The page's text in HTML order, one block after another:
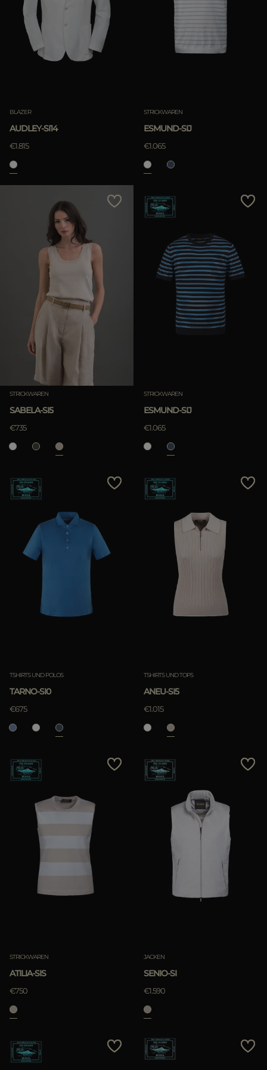
BLAZER
AUDLEY-SI14
€1.815
STRICKWAREN
ESMUND-SIJ
€1.065
STRICKWAREN
SABELA-SI5
€735
STRICKWAREN
ESMUND-SIJ
€1.065
TSHIRTS UND POLOS
TARNO-SI0
€675
TSHIRTS UND TOPS
ANEU-SI5
€1.015
STRICKWAREN
ATILIA-SIS
€750
JACKEN
SENIO-SI
€1.590